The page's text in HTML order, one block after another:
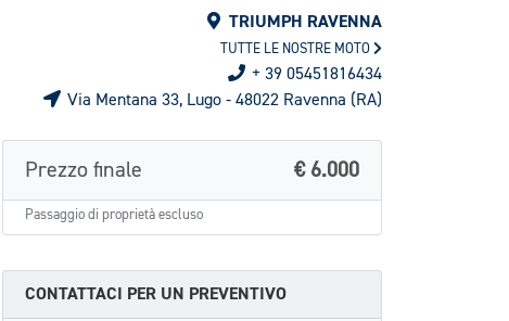
TRIUMPH RAVENNA
TUTTE LE NOSTRE MOTO
+ 39 05451816434
Via Mentana 33, Lugo - 48022 Ravenna (RA)
Prezzo finale € 6.000
Passaggio di proprietà escluso
CONTATTACI PER UN PREVENTIVO